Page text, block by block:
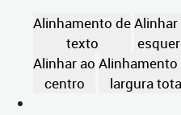
Alinhamento de
texto
Alinhar ao
centro
Alinhamento
largura